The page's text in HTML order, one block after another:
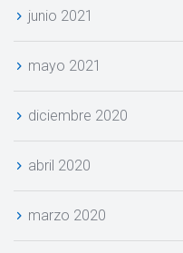
junio 2021
mayo 2021
diciembre 2020
abril 2020
marzo 2020